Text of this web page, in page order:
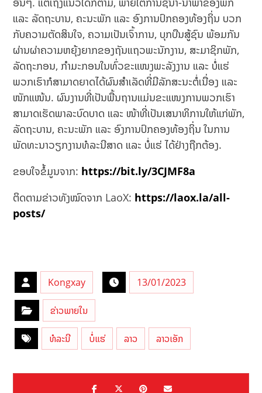
ແລະ ລັດຖະບານ, ຄະນະພັກ ແລະ ອົງການປົກຄອງທ້ອງຖິ່ນ ບວກ
ກັບຄວາມຕັດສິນໃຈ, ຄວາມເປັນເຈົ້າການ, ບຸກບືນສູ້ຊົນ ພ້ອມກັນ
ຜ່ານຜ່າຄວາມຫຍຸ້ງຍາກຂອງຖັນແຖວພະນັກງານ, ສະມາຊິກພັກ,
ລັດຖະກອນ, ກຳມະກອນໃນທົ່ວຂະແໜງພະລັງງານ ແລະ ບໍ່ແຮ່
ພວກເຮົາກໍສາມາດຍາດໄດ້ຜົນສຳເລັດທີ່ມີລັກສະນະຕໍ່ເນື່ອງ ແລະ
ໜັກແໜ້ນ. ຜົນງານທີ່ເປັນພື້ນຖານແມ່ນຂະແໜງການພວກເຮົາ
ສາມາດເຮັດພາລະບົດບາດ ແລະ ໜ້າທີ່ເປັນເສນາທິການໃຫ້ແກ່ພັກ,
ລັດຖະບານ, ຄະນະພັກ ແລະ ອົງການປົກຄອງທ້ອງຖິ່ນ ໃນການ
ພັດທະນາວຽກງານທໍລະນີສາດ ແລະ ບໍ່ແຮ່ ໄດ້ຢ່າງຖືກຕ້ອງ.
ຂອບໃຈຂໍ້ມູນຈາກ: https://bit.ly/3CJMF8a
ຕິດຕາມຂ່າວທັງໝົດຈາກ LaoX: https://laox.la/all-
posts/
Kongxay 13/01/2023
ຂ່າວພາຍໃນ
ທໍລະນີ ບໍ່ແຮ່ ລາວ ລາວເອັກ